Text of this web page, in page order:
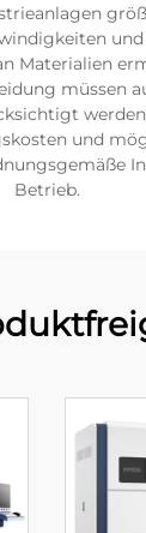
Materialien
müssen
und
Betrieb.